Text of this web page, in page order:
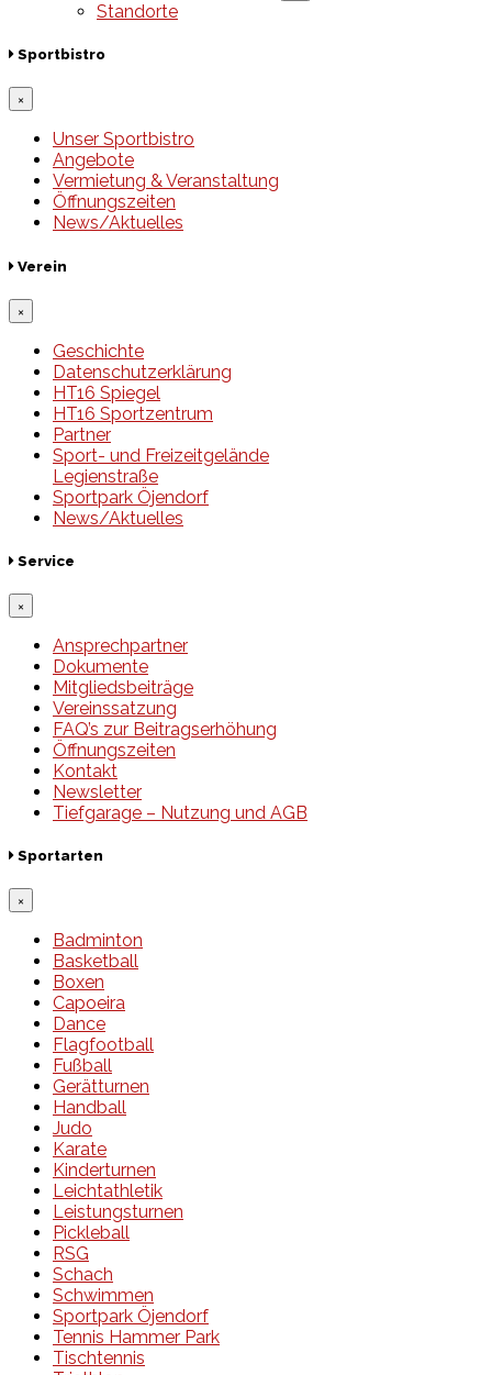
Standorte
Sportbistro
×
Unser Sportbistro
Angebote
Vermietung & Veranstaltung
Öffnungszeiten
News/Aktuelles
Verein
×
Geschichte
Datenschutzerklärung
HT16 Spiegel
HT16 Sportzentrum
Partner
Sport- und Freizeitgelände
Legienstraße
Sportpark Öjendorf
News/Aktuelles
Service
×
Ansprechpartner
Dokumente
Mitgliedsbeiträge
Vereinssatzung
FAQ’s zur Beitragserhöhung
Öffnungszeiten
Kontakt
Newsletter
Tiefgarage – Nutzung und AGB
Sportarten
×
Badminton
Basketball
Boxen
Capoeira
Dance
Flagfootball
Fußball
Gerätturnen
Handball
Judo
Karate
Kinderturnen
Leichtathletik
Leistungsturnen
Pickleball
RSG
Schach
Schwimmen
Sportpark Öjendorf
Tennis Hammer Park
Tischtennis